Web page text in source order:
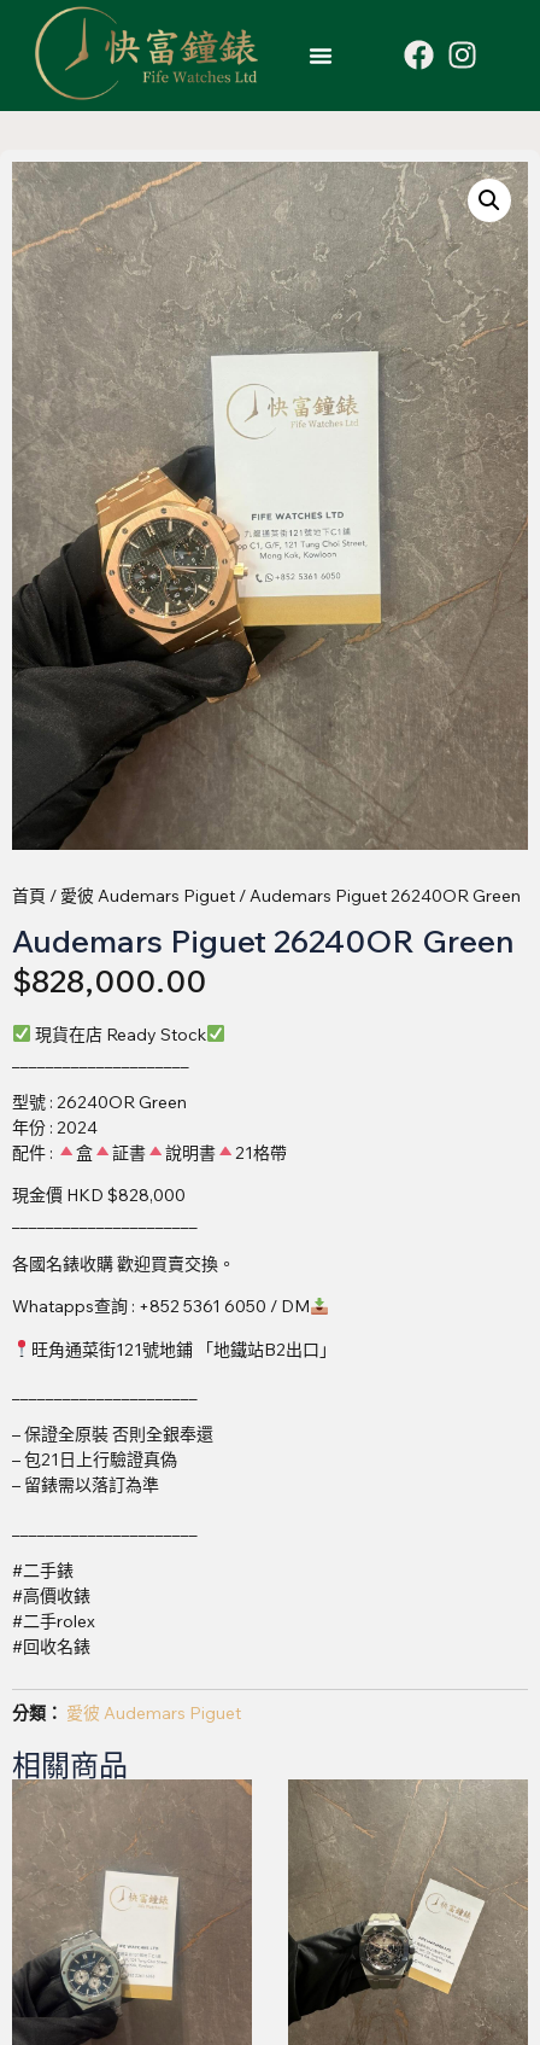
首頁 / 愛彼 Audemars Piguet / Audemars Piguet 26240OR Green
Audemars Piguet 26240OR Green
$828,000.00
現貨在店 Ready Stock
型號 : 26240OR Green
年份 : 2024
配件 :
盒 証書 說明書
21格帶
現金價 HKD $828,000
各國名錶收購 歡迎買賣交換。
Whatapps查詢 : +852 5361 6050 / DM
旺角通菜街121號地鋪 「地鐵站B2出口」
– 保證全原裝 否則全銀奉還
– 包21日上行驗證真偽
– 留錶需以落訂為準
#二手錶
#高價收錶
#二手rolex
#回收名錶
分類： 愛彼 Audemars Piguet
相關商品